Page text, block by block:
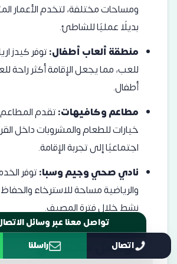
ومساحات مختلفة، لتخدم الأعمار
بديلًا عمليًا للشاطئ.
منطقة ألعاب أطفال:توفر كيدز
للعب، مما يجعل الإقامة أكثر راحة
أطفال.
مطاعم وكافيهات:تقدم
خيارات للطعام والمشروبات داخل
اجتماعيًا إلى تجربة الإقامة.
نادي صحي وجيم وسبا:توفر
والرياضية مساحة للاسترخاء
نشط خلال فترة المصيف.
تواصل معنا الان
تواصل معنا عبر وسائل الاتصال اتصال راسلنا